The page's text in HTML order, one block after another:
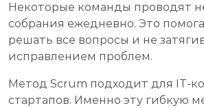
Некоторые команды проводят
собрания ежедневно. Это
решать все вопросы и не
исправлением проблем.
Метод Scrum подходит для IT-
стартапов. Именно эту гибкую